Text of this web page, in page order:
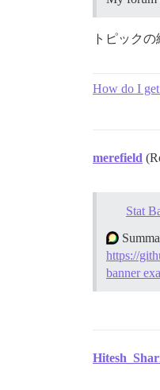
トピック
How do I
merefield
Stat
https://
banner